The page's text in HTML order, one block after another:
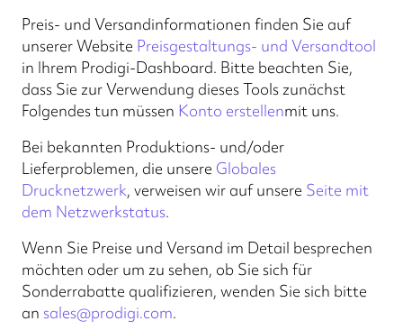
Preis- und Versandinformationen finden Sie auf
unserer Website Preisgestaltungs- und Versandtool
in Ihrem Prodigi-Dashboard. Bitte beachten Sie,
dass Sie zur Verwendung dieses Tools zunächst
Folgendes tun müssen Konto erstellenmit uns.
Bei bekannten Produktions- und/oder
Lieferproblemen, die unsere Globales
Drucknetzwerk, verweisen wir auf unsere Seite mit
dem Netzwerkstatus.
Wenn Sie Preise und Versand im Detail besprechen
möchten oder um zu sehen, ob Sie sich für
Sonderrabatte qualifizieren, wenden Sie sich bitte
an sales@prodigi.com.